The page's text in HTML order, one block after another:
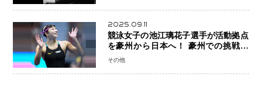
2025.09.11
競泳女子の池江璃花子選手が活動拠点
を豪州から日本へ！ 豪州での挑戦を
糧に、28年ロサンゼルス五輪へ再始動
その他